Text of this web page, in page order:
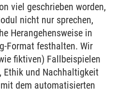
viel geschrieben worden,
nicht nur sprechen,
Herangehensweise in
Format festhalten. Wir
fiktiven) Fallbeispielen
Ethik und Nachhaltigkeit
dem automatisierten